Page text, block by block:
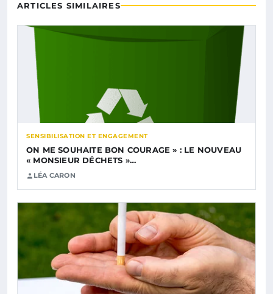
ARTICLES SIMILAIRES
SENSIBILISATION ET ENGAGEMENT
ON ME SOUHAITE BON COURAGE » : LE NOUVEAU
« MONSIEUR DÉCHETS »…
LÉA CARON